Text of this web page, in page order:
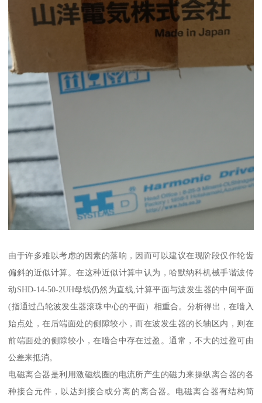
由于许多难以考虑的因素的落响，因而可以建议在现阶段仅作轮齿
偏斜的近似计算。在这种近似计算中认为，哈默纳科机械手谐波传
动SHD-14-50-2UH母线仍然为直线,计算平面与波发生器的中间平面
(指通过凸轮波发生器滚珠中心的平面）相重合。分析得出，在啮入
始点处，在后端面处的侧隙较小，而在波发生器的长轴区内，则在
前端面处的侧隙较小，在啮合中存在过盈。通常，不大的过盈可由
公差来抵消。
电磁离合器是利用激磁线圈的电流所产生的磁力来操纵离合器的各
种接合元件，以达到接合或分离的离合器。电磁离合器有结构简